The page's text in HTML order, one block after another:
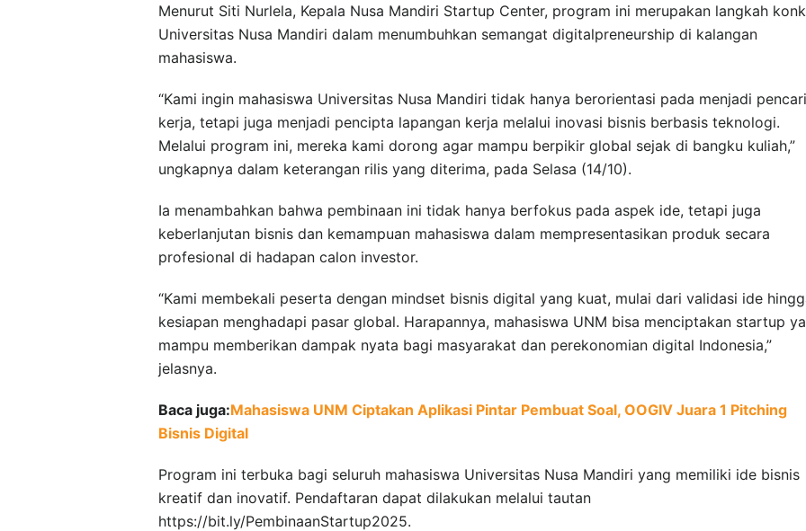
Menurut Siti Nurlela, Kepala Nusa Mandiri Startup Center, program ini merupakan langkah
Universitas Nusa Mandiri dalam menumbuhkan semangat digitalpreneurship di kalangan
mahasiswa.
“Kami ingin mahasiswa Universitas Nusa Mandiri tidak hanya berorientasi pada menjadi pencari
kerja, tetapi juga menjadi pencipta lapangan kerja melalui inovasi bisnis berbasis teknologi.
Melalui program ini, mereka kami dorong agar mampu berpikir global sejak di bangku kuliah,”
ungkapnya dalam keterangan rilis yang diterima, pada Selasa (14/10).
Ia menambahkan bahwa pembinaan ini tidak hanya berfokus pada aspek ide, tetapi juga
keberlanjutan bisnis dan kemampuan mahasiswa dalam mempresentasikan produk secara
profesional di hadapan calon investor.
“Kami membekali peserta dengan mindset bisnis digital yang kuat, mulai dari validasi ide
kesiapan menghadapi pasar global. Harapannya, mahasiswa UNM bisa menciptakan startup
mampu memberikan dampak nyata bagi masyarakat dan perekonomian digital Indonesia,”
jelasnya.
Baca juga:Mahasiswa UNM Ciptakan Aplikasi Pintar Pembuat Soal, OOGIV Juara 1 Pitching
Bisnis Digital
Program ini terbuka bagi seluruh mahasiswa Universitas Nusa Mandiri yang memiliki ide bisnis
kreatif dan inovatif. Pendaftaran dapat dilakukan melalui tautan
https://bit.ly/PembinaanStartup2025.